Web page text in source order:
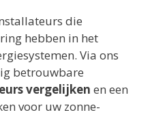
die
hebben in het
Via ons
betrouwbare
vergelijken en een
voor uw zonne-